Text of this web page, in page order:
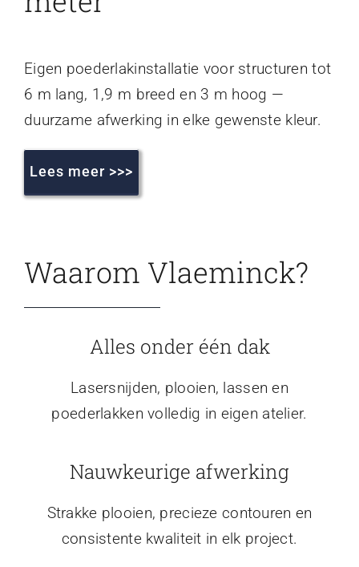
Eigen poederlakinstallatie voor structuren tot
6 m lang, 1,9 m breed en 3 m hoog —
duurzame afwerking in elke gewenste kleur.
Lees meer >>>
Waarom Vlaeminck?
Alles onder één dak
Lasersnijden, plooien, lassen en
poederlakken volledig in eigen atelier.
Nauwkeurige afwerking
Strakke plooien, precieze contouren en
consistente kwaliteit in elk project.